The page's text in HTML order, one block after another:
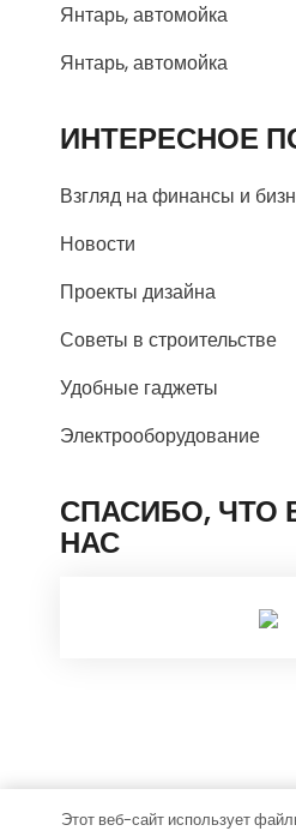
Янтарь, автомойка
Янтарь, автомойка
ИНТЕРЕСНОЕ
Взгляд на финансы и
Новости
Проекты дизайна
Советы в строительстве
Удобные гаджеты
Электрооборудование
СПАСИБО, ЧТО
НАС
Этот веб-сайт использует